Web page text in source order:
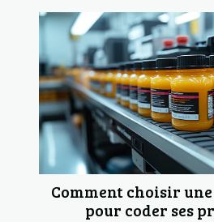
Comment choisir
pour coder ses